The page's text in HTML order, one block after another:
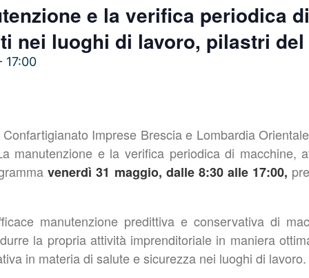
e la verifica periodica
nei luoghi di lavoro, pilastri del
17:00
Imprese Brescia e Lombardia
manutenzione e la verifica periodica di macchine,
venerdì 31 maggio, dalle 8:30 alle 17:00,
manutenzione predittiva e conservativa di
la propria attività imprenditoriale in maniera
in materia di salute e sicurezza nei luoghi di lavoro.